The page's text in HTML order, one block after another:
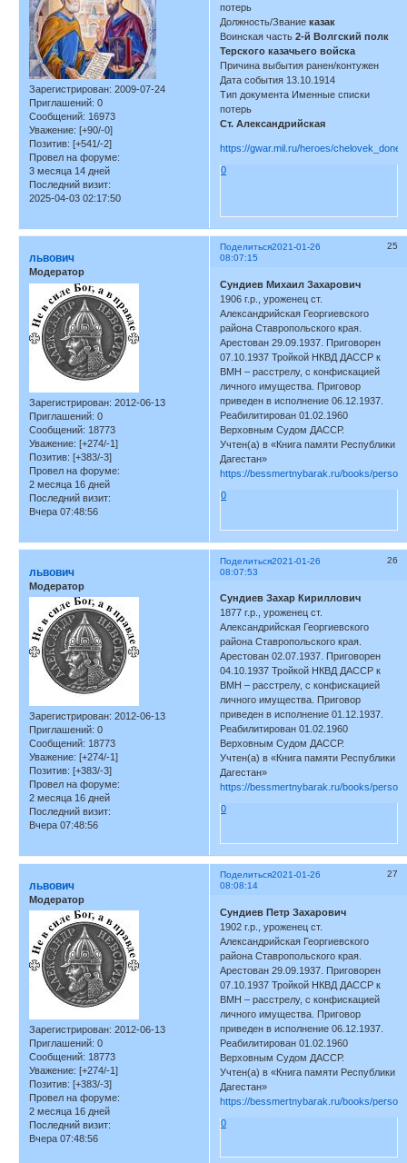
Зарегистрирован: 2009-07-24
Приглашений: 0
Сообщений: 16973
Уважение: [+90/-0]
Позитив: [+541/-2]
Провел на форуме:
3 месяца 14 дней
Последний визит:
2025-04-03 02:17:50
потерь
Должность/Званиеказак
Воинская часть2-й Волгский полк
Терского казачьего войска
Причина выбытия ранен/контужен
Дата события 13.10.1914
Тип документа Именные списки
потерь
Ст. Александрийская
https://gwar.mil.ru/heroes/
0
Поделиться 25
2021-01-26
08:07:15
львович
Модератор
Зарегистрирован: 2012-06-13
Приглашений: 0
Сообщений: 18773
Уважение: [+274/-1]
Позитив: [+383/-3]
Провел на форуме:
2 месяца 16 дней
Последний визит:
Вчера 07:48:56
Сундиев Михаил Захарович
1906 г.р., уроженец ст.
Александрийская Георгиевского
района Ставропольского края.
Арестован 29.09.1937. Приговорен
07.10.1937 Тройкой НКВД ДАССР к
ВМН – расстрелу, с конфискацией
личного имущества. Приговор
приведен в исполнение 06.12.1937.
Реабилитирован 01.02.1960
Верховным Судом ДАССР.
Учтен(а) в «Книга памяти Республики
Дагестан»
https://bessmertnybarak.ru/books/
0
Поделиться 26
2021-01-26
08:07:53
львович
Модератор
Зарегистрирован: 2012-06-13
Приглашений: 0
Сообщений: 18773
Уважение: [+274/-1]
Позитив: [+383/-3]
Провел на форуме:
2 месяца 16 дней
Последний визит:
Вчера 07:48:56
Сундиев Захар Кириллович
1877 г.р., уроженец ст.
Александрийская Георгиевского
района Ставропольского края.
Арестован 02.07.1937. Приговорен
04.10.1937 Тройкой НКВД ДАССР к
ВМН – расстрелу, с конфискацией
личного имущества. Приговор
приведен в исполнение 01.12.1937.
Реабилитирован 01.02.1960
Верховным Судом ДАССР.
Учтен(а) в «Книга памяти Республики
Дагестан»
https://bessmertnybarak.ru/books/
0
Поделиться 27
2021-01-26
08:08:14
львович
Модератор
Зарегистрирован: 2012-06-13
Приглашений: 0
Сообщений: 18773
Уважение: [+274/-1]
Позитив: [+383/-3]
Провел на форуме:
2 месяца 16 дней
Последний визит:
Вчера 07:48:56
Сундиев Петр Захарович
1902 г.р., уроженец ст.
Александрийская Георгиевского
района Ставропольского края.
Арестован 29.09.1937. Приговорен
07.10.1937 Тройкой НКВД ДАССР к
ВМН – расстрелу, с конфискацией
личного имущества. Приговор
приведен в исполнение 06.12.1937.
Реабилитирован 01.02.1960
Верховным Судом ДАССР.
Учтен(а) в «Книга памяти Республики
Дагестан»
https://bessmertnybarak.ru/books/
0